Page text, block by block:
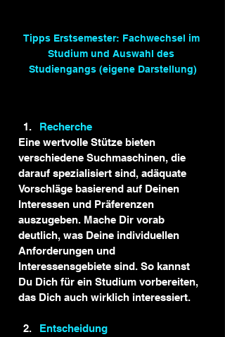
Tipps Erstsemester: Fachwechsel im
Studium und Auswahl des
Studiengangs (eigene Darstellung)
Recherche
Eine wertvolle Stütze bieten
verschiedene Suchmaschinen, die
darauf spezialisiert sind, adäquate
Vorschläge basierend auf Deinen
Interessen und Präferenzen
auszugeben. Mache Dir vorab
deutlich, was Deine individuellen
Anforderungen und
Interessensgebiete sind. So kannst
Du Dich für ein Studium vorbereiten,
das Dich auch wirklich interessiert.
Entscheidung